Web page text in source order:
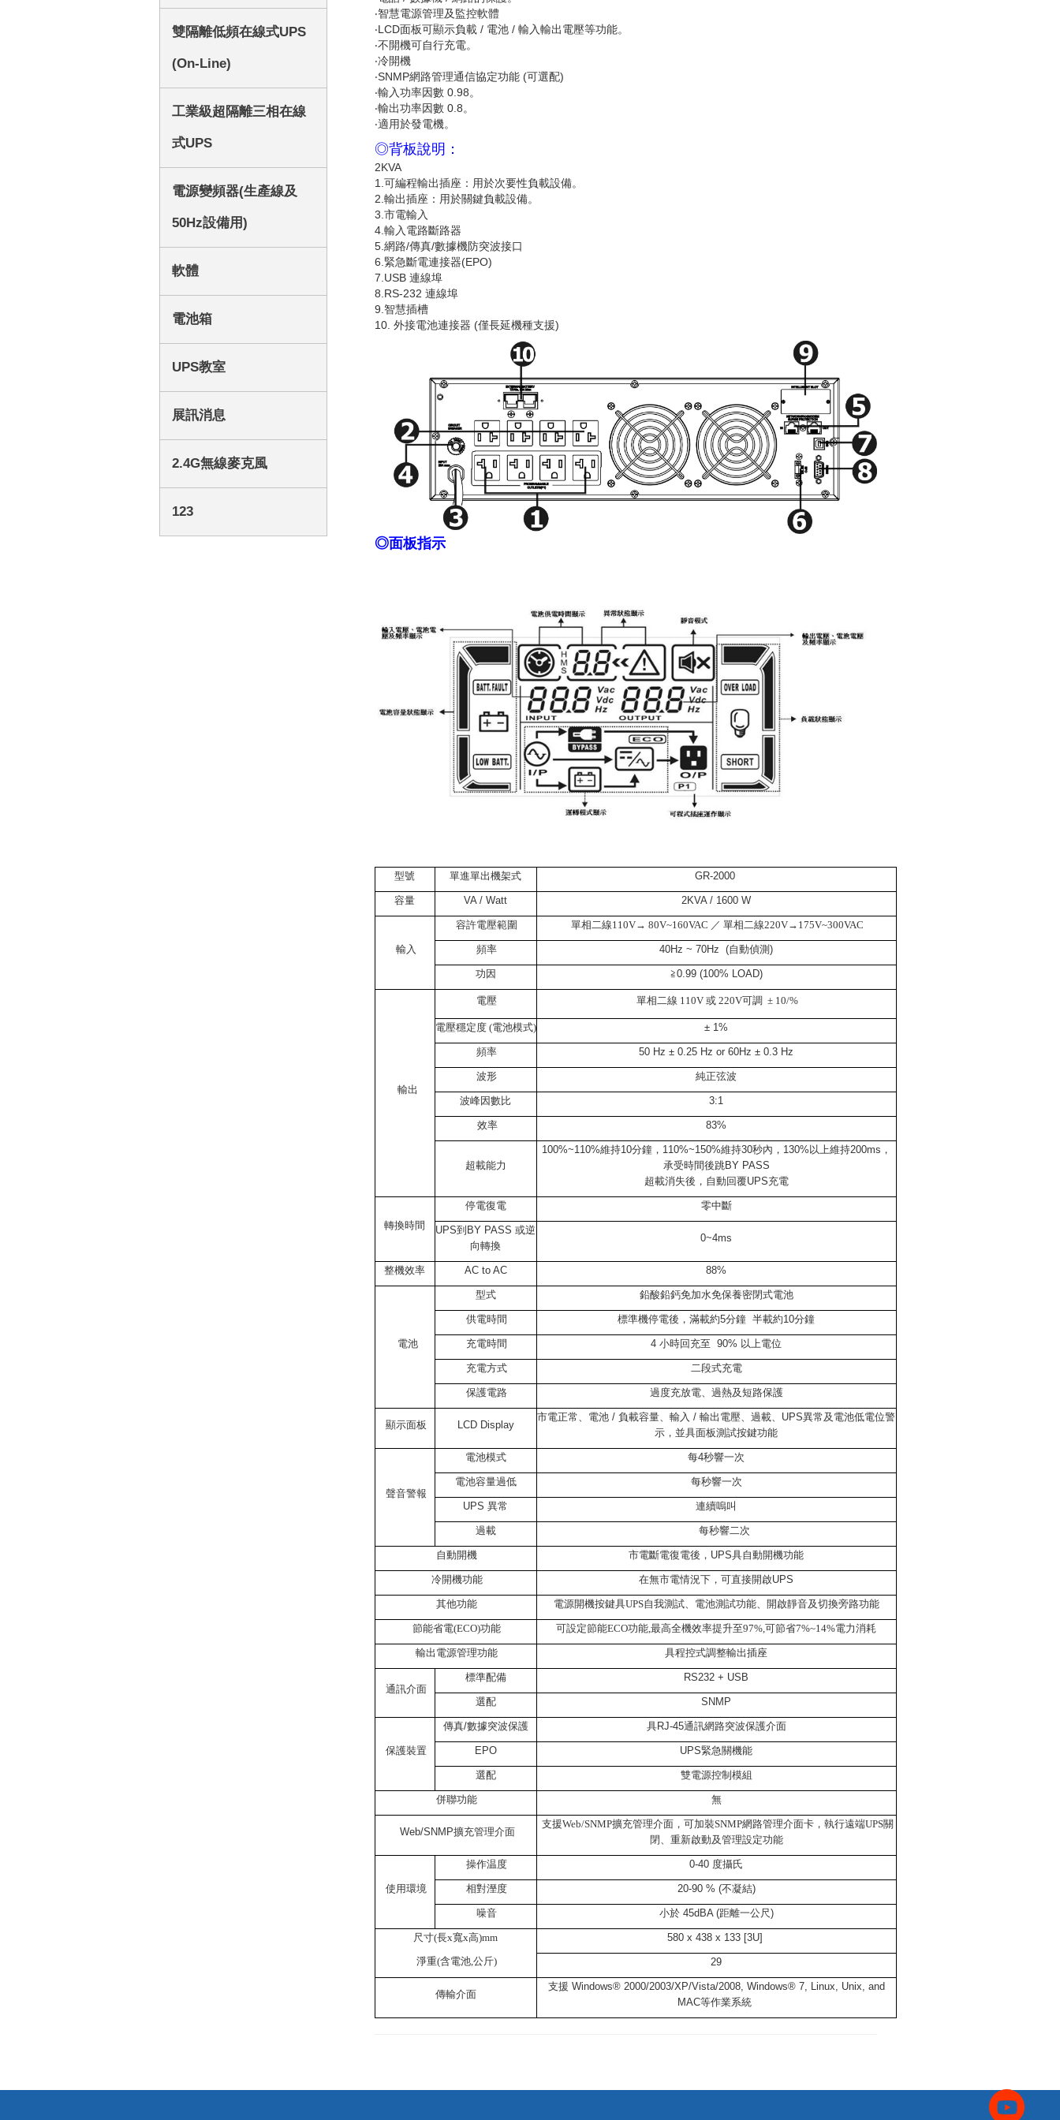
雙隔離低頻在線式UPS
(On-Line)
工業級超隔離三相在線
式UPS
電源變頻器(生產線及
50Hz設備用)
軟體
電池箱
UPS教室
展訊消息
2.4G無線麥克風
123
‧智慧電源管理及監控軟體
‧LCD面板可顯示負載 / 電池 / 輸入輸出電壓等功能。
‧不開機可自行充電。
‧冷開機
‧SNMP網路管理通信協定功能 (可選配)
‧輸入功率因數 0.98。
‧輸出功率因數 0.8。
‧適用於發電機。
◎背板說明：
2KVA
1.可編程輸出插座：用於次要性負載設備。
2.輸出插座：用於關鍵負載設備。
3.市電輸入
4.輸入電路斷路器
5.網路/傳真/數據機防突波接口
6.緊急斷電連接器(EPO)
7.USB 連線埠
8.RS-232 連線埠
9.智慧插槽
10. 外接電池連接器 (僅長延機種支援)
◎面板指示
型號 單進單出機架式 GR-2000
容量 VA / Watt 2KVA / 1600 W
輸入
容許電壓範圍 單相二線110V→ 80V~160VAC ／ 單相二線220V→175V~300VAC
頻率 40Hz ~ 70Hz (自動偵測)
功因 ≧0.99 (100% LOAD)
輸出
電壓 單相二線 110V 或 220V可調 ± 10/%
電壓穩定度 (電池模式) ± 1%
頻率 50 Hz ± 0.25 Hz or 60Hz ± 0.3 Hz
波形 純正弦波
波峰因數比 3:1
效率 83%
超載能力
100%~110%維持10分鐘， 110%~150%維持30秒內， 130%以上維持200ms ，
承受時間後跳BY PASS
超載消失後，自動回覆UPS充電
轉換時間
停電復電 零中斷
UPS到BY PASS 或逆
向轉換
0~4ms
整機效率 AC to AC 88%
電池
型式 鉛酸鉛鈣免加水免保養密閉式電池
供電時間 標準機停電後，滿載約5分鐘 半載約10分鐘
充電時間 4 小時回充至 90% 以上電位
充電方式 二段式充電
保護電路 過度充放電、過熱及短路保護
顯示面板 LCD Display
市電正常、電池 / 負載容量、輸入 / 輸出電壓、過載、 UPS異常及電池低電位警
示，並具面板測試按鍵功能
聲音警報
電池模式 每4秒響一次
電池容量過低 每秒響一次
UPS 異常 連續嗚叫
過載 每秒響二次
自動開機 市電斷電復電後， UPS具自動開機功能
冷開機功能 在無市電情況下，可直接開啟UPS
其他功能 電源開機按鍵具UPS自我測試、電池測試功能、開啟靜音及切換旁路功能
節能省電(ECO)功能 可設定節能ECO功能,最高全機效率提升至97%,可節省7%~14%電力消耗
輸出電源管理功能 具程控式調整輸出插座
通訊介面
標準配備 RS232 + USB
選配 SNMP
保護裝置
傳真/數據突波保護 具RJ-45通訊網路突波保護介面
EPO UPS緊急關機能
選配 雙電源控制模組
併聯功能 無
Web/SNMP擴充管理介面
支援Web/SNMP擴充管理介面，可加裝SNMP網路管理介面卡，執行遠端UPS關
閉、重新啟動及管理設定功能
使用環境
操作温度 0-40 度攝氏
相對溼度 20-90 % (不凝結)
噪音 小於45dBA (距離一公尺)
尺寸(長x寬x高)mm
580 x 438 x 133 [3U]
淨重(含電池,公斤)
29
傳輸介面
支援 Windows® 2000/2003/XP/Vista/2008, Windows® 7, Linux, Unix, and
MAC等作業系統